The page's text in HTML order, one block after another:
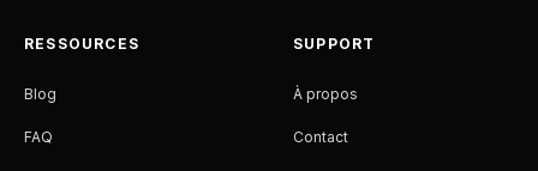
RESSOURCES
Blog
FAQ
SUPPORT
À propos
Contact